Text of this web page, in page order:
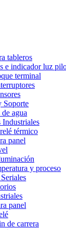
tableros
e indicador luz
terminal
Soporte
agua
Industriales
térmico
panel
y proceso
panel
de carrera